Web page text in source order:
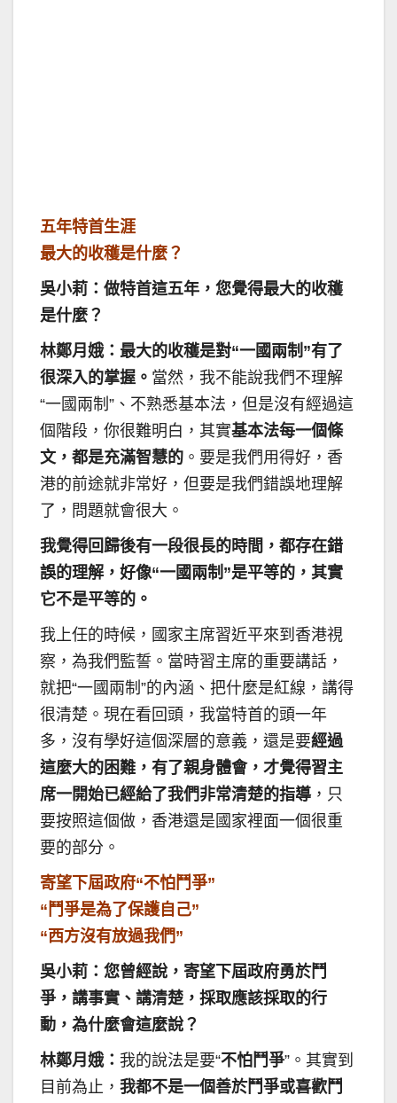
五年特首生涯
最大的收穫是什麼？
吳小莉：做特首這五年，您覺得最大的收穫
是什麼？
林鄭月娥：最大的收穫是對“一國兩制”有了
很深入的掌握。 當然，我不能說我們不理解
“一國兩制”、不熟悉基本法，但是沒有經過這
個階段，你很難明白，其實基本法每一個條
文，都是充滿智慧的 。要是我們用得好，香
港的前途就非常好，但要是我們錯誤地理解
了，問題就會很大。
我覺得回歸後有一段很長的時間，都存在錯
誤的理解，好像“一國兩制”是平等的，其實
它不是平等的。
我上任的時候，國家主席習近平來到香港視
察，為我們監誓。當時習主席的重要講話，
就把“一國兩制”的內涵、把什麼是紅線，講得
很清楚。現在看回頭，我當特首的頭一年
多，沒有學好這個深層的意義，還是要經過
這麼大的困難，有了親身體會，才覺得習主
席一開始已經給了我們非常清楚的指導 ，只
要按照這個做，香港還是國家裡面一個很重
要的部分。
寄望下屆政府“不怕鬥爭”
“鬥爭是為了保護自己”
“西方沒有放過我們”
吳小莉：您曾經說，寄望下屆政府勇於鬥
爭，講事實、講清楚，採取應該採取的行
動，為什麼會這麼說？
林鄭月娥： 我的說法是要“不怕鬥爭”。其實到
目前為止， 我都不是一個善於鬥爭或喜歡鬥